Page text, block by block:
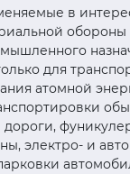
в
для
атомной
электро- и